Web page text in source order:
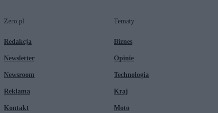
Zero.pl
Redakcja
Newsletter
Newsroom
Reklama
Kontakt
Tematy
Biznes
Opinie
Technologia
Kraj
Moto